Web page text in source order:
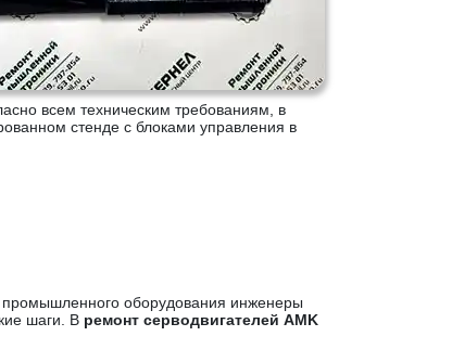
всем техническим требованиям, в
стенде с блоками управления в
промышленного оборудования инженеры
шаги. В ремонт серводвигателей AMK